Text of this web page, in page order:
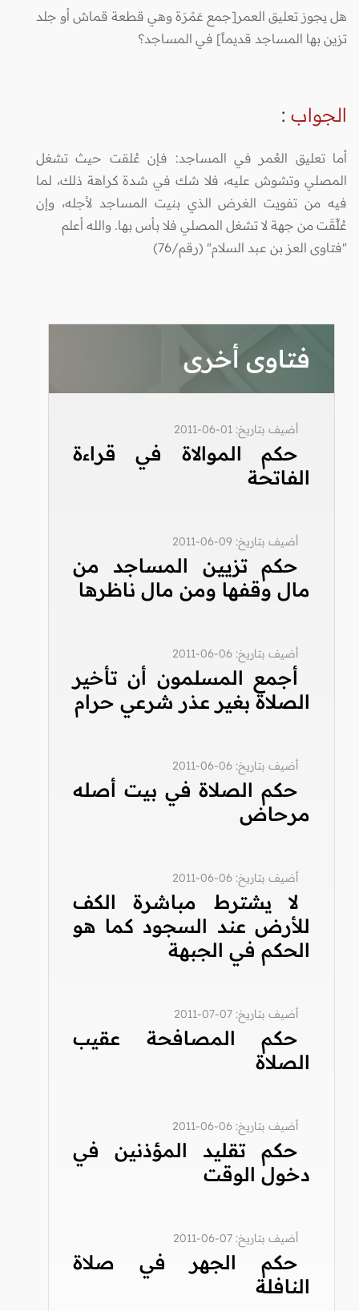
هل يجوز تعليق العمر[جمع عَمْرَة وهي قطعة قماش أو جلد
تزين بها المساجد قديماً] في المساجد؟
الجواب :
أما تعليق العُمر في المساجد: فإن عُلقت حيث تشغل
المصلي وتشوش عليه، فلا شك في شدة كراهة ذلك، لما
فيه من تفويت الغرض الذي بنيت المساجد لأجله، وإن
عُلِّقَت من جهة لا تشغل المصلي فلا بأس بها. والله أعلم
"فتاوى العز بن عبد السلام" (رقم/76)
فتاوى أخرى
أضيف بتاريخ: 01-06-2011
حكم الموالاة في قراءة
الفاتحة
أضيف بتاريخ: 09-06-2011
حكم تزيين المساجد من
مال وقفها ومن مال ناظرها
أضيف بتاريخ: 06-06-2011
أجمع المسلمون أن تأخير
الصلاة بغير عذر شرعي حرام
أضيف بتاريخ: 06-06-2011
حكم الصلاة في بيت أصله
مرحاض
أضيف بتاريخ: 06-06-2011
لا يشترط مباشرة الكف
للأرض عند السجود كما هو
الحكم في الجبهة
أضيف بتاريخ: 07-07-2011
حكم المصافحة عقيب
الصلاة
أضيف بتاريخ: 06-06-2011
حكم تقليد المؤذنين في
دخول الوقت
أضيف بتاريخ: 07-06-2011
حكم الجهر في صلاة
النافلة